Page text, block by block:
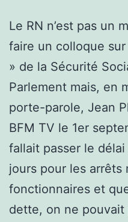
Le RN n’est pas un
faire un colloque
» de la Sécurité
Parlement mais, en
porte-parole, Jean
BFM TV le 1er
fallait passer le
jours pour les arrêts
fonctionnaires et
dette, on ne